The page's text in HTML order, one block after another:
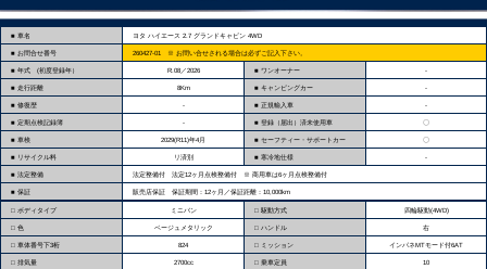
■ 車名 ヨタ ハイエース 2.7 グランドキャビン 4WD
■ お問合せ番号 260427-01 ※ お問い合せされる場合は必ずご記入下さい。
■ 年式 (初度登録年） R.08／2026 ■ ワンオーナー -
■ 走行距離 8Km ■ キャンピングカー -
■ 修復歴 - ■ 正規輸入車 -
■ 定期点検記録簿 - ■ 登録（届出）済未使用車 〇
■ 車検 2029(R11)年4月 ■ セーフティー・サポートカー 〇
■ リサイクル料 リ済別 ■ 寒冷地仕様 -
■ 法定整備 法定整備付 法定12ヶ月点検整備付 ※ 商用車は6ヶ月点検整備付
■ 保証 販売店保証 保証期間：12ヶ月／保証距離：10,000km
□ ボディタイプ ミニバン □ 駆動方式 四輪駆動(4WD)
□ 色 ベージュメタリック □ ハンドル 右
□ 車体番号下3桁 824 □ ミッション インパネMTモード付6AT
□ 排気量 2700cc □ 乗車定員 10